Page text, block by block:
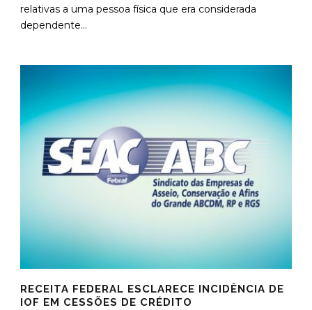
relativas a uma pessoa física que era considerada
dependente...
RECEITA FEDERAL ESCLARECE INCIDÊNCIA DE
IOF EM CESSÕES DE CRÉDITO